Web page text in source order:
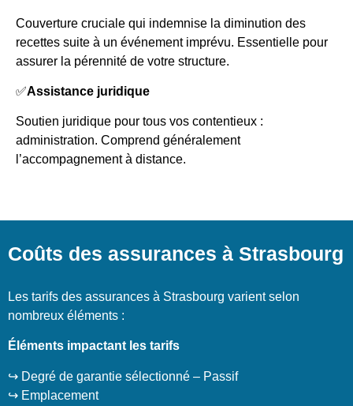
Couverture cruciale qui indemnise la diminution des
recettes suite à un événement imprévu. Essentielle pour
assurer la pérennité de votre structure.
✅Assistance juridique
Soutien juridique pour tous vos contentieux :
administration. Comprend généralement
l’accompagnement à distance.
Coûts des assurances à Strasbourg
Les tarifs des assurances à Strasbourg varient selon
nombreux éléments :
Éléments impactant les tarifs
↪️ Degré de garantie sélectionné – Passif
↪️ Emplacement